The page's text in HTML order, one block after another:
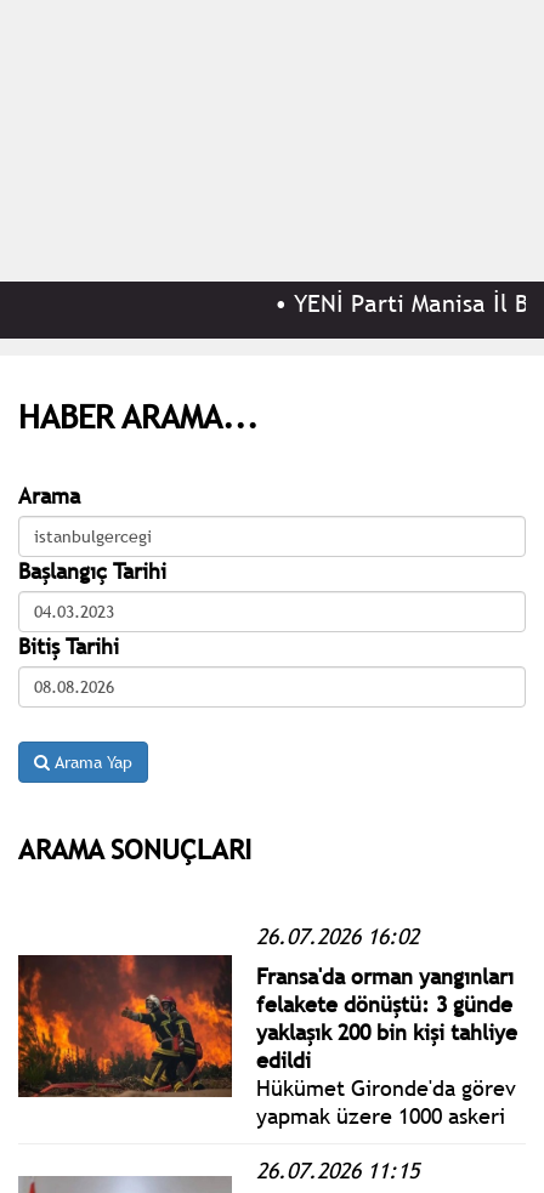
YENİ Parti Manisa İl
HABER ARAMA...
Arama
Başlangıç Tarihi
Bitiş Tarihi
Arama Yap
ARAMA SONUÇLARI
26.07.2026 16:02
Fransa'da orman yangınları
felakete dönüştü: 3 günde
yaklaşık 200 bin kişi tahliye
edildi
Hükümet Gironde'da görev
yapmak üzere 1000 askeri
nakliye uçağının bölgeye
26.07.2026 11:15